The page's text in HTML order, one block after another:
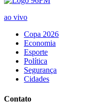
ao vivo
Copa 2026
Economia
Esporte
Política
Segurança
Cidades
Contato